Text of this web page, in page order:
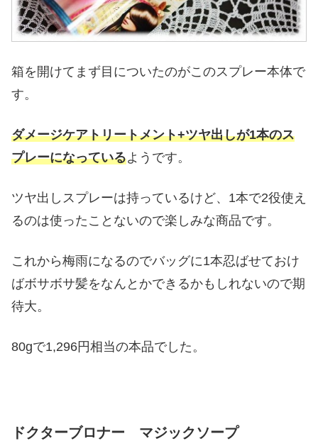
箱を開けてまず目についたのがこのスプレー本体で
す。
ダメージケアトリートメント+ツヤ出しが1本のス
プレーになっているようです。
ツヤ出しスプレーは持っているけど、1本で2役使え
るのは使ったことないので楽しみな商品です。
これから梅雨になるのでバッグに1本忍ばせておけ
ばボサボサ髪をなんとかできるかもしれないので期
待大。
80gで1,296円相当の本品でした。
ドクターブロナー マジックソープ